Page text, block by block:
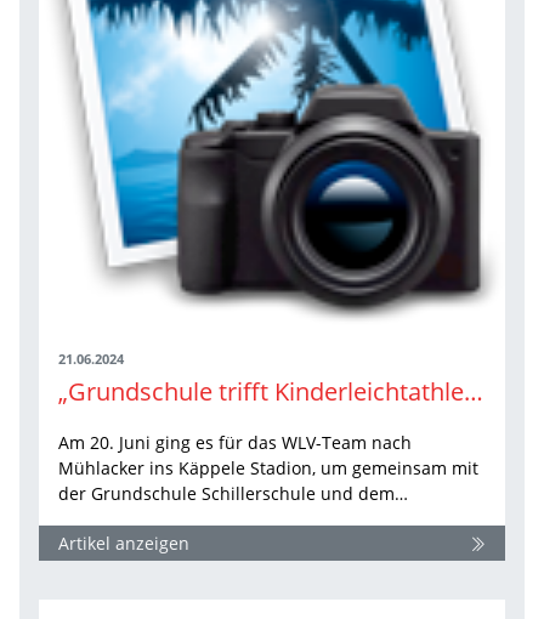
21.06.2024
„Grundschule trifft Kinderleichtathletik“-Tour: Stopp sechs in Mühlacker
Am 20. Juni ging es für das WLV-Team nach
Mühlacker ins Käppele Stadion, um gemeinsam mit
der Grundschule Schillerschule und dem…
Artikel anzeigen